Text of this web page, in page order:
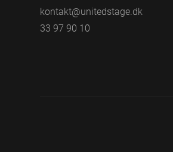
kontakt@unitedstage.dk
33 97 90 10